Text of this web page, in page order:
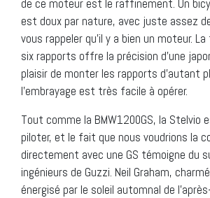
de ce moteur est le raffinement. Un
est doux par nature, avec juste assez
vous rappeler qu’il y a bien un moteur.
six rapports offre la précision d’une
plaisir de monter les rapports d’autant
l’embrayage est très facile à opérer.
Tout comme la BMW1200GS, la Stelvio
piloter, et le fait que nous voudrions la
directement avec une GS témoigne du
ingénieurs de Guzzi. Neil Graham,
énergisé par le soleil automnal de